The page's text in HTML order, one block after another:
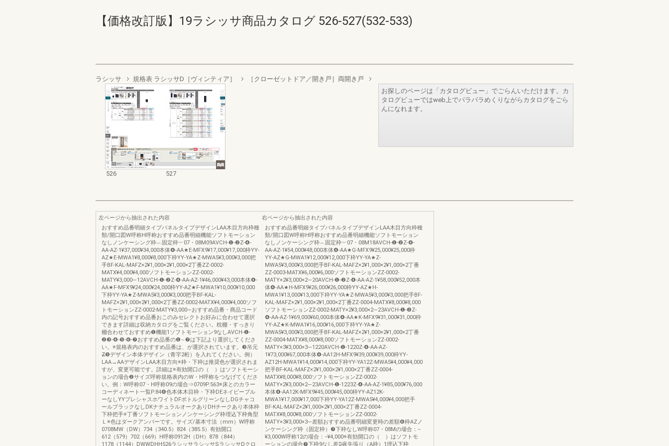
【価格改訂版】19ラシッサ商品カタログ 526-527(532-533)
ラシッサ 規格表 ラシッサD［ヴィンティア］ ［クローゼットドア／開き戸］両開き戸
526 527
お探しのページは「カタログビュー」でごらんいただけます。カ
タログビューではweb上でパラパラめくりながらカタログをごら
んになれます。
左ページから抽出された内容
おすすめ品番明細タイプパネルタイプデザインLAA木目方向枠種
類/開口図W呼称H呼称おすすめ品番明細機能ソフトモーション
なしノンケーシング枠︵固定枠︶07・08M09AVCH-❶-❷Z-❹-
AA-AZ-1¥37,000¥34,000本体❹-AA★E-MFX9¥17,000¥17,000枠YY-
AZ★E-MWA1¥8,000¥8,000下枠YY-YA★Z-MWA5¥3,000¥3,000把
手BF-KAL-MAFZ×2¥1,000×2¥1,000×2丁番ZZ-0002-
MATX¥4,000¥4,000ソフトモーションZZ-0002-
MATY¥3,000―12AVCH-❶-❷Z-❹-AA-AZ-1¥46,000¥43,000本体❹-
AA★F-MFX9¥24,000¥24,000枠YY-AZ★F-MWA1¥10,000¥10,000
下枠YY-YA★Z-MWA5¥3,000¥3,000把手BF-KAL-
MAFZ×2¥1,000×2¥1,000×2丁番ZZ-0002-MATX¥4,000¥4,000ソフ
トモーションZZ-0002-MATY¥3,000―おすすめ品番・商品コード
内の記号おすすめ品番おこのみセレクトお好みに合わせて選択
できます詳細は収納カタログをご覧ください。枕棚・すっきり
棚合わせておすすめ❶機能1ソフトモーション9なしAVCH-❶-
❷❸-❹-❺-❻-❼おすすめ品番の❶∼❼は下記より選択してくださ
い。※規格表内のおすすめ品番は、が選択されています。❸吊元
Z̶❺デザイン本体デザイン（青字2桁）を入れてください。例）
LAA→AAデザインLAA木目方向※枠・下枠は推奨色が選択されま
すが、変更可能です。詳細は※有効開口の（ ）はソフトモーシ
ョンの場合❷サイズ呼称規格表内のW・H呼称をつなげてくださ
い。例：W呼称07・H呼称09の場合⇒0709P.563※床とのカラー
コーディネート一覧P.84❹色本体木目枠・下枠DEネイビーブル
ーなしYYプレシャスホワイトDFボトルグリーンなしDGチャコ
ールブラックなしDKナチュラルオークありDHチークあり本体枠
下枠把手※丁番ソフトモーションノンケーシング枠埋込下枠角型
Ｌ※色はダークアンバーです。サイズ/基本寸法（mm）W呼称
0708MW（DW）734（340.5）824（385.5）有効開口
612（579）702（669）H呼称0912H（DH）878（844）
1178（1144）DWWDHH526ラシッサラシッサSラシッサDクロ
右ページから抽出された内容
おすすめ品番明細タイプパネルタイプデザインLAA木目方向枠種
類/開口図W呼称H呼称おすすめ品番明細機能ソフトモーション
なしノンケーシング枠︵固定枠︶07・08M18AVCH-❶-❷Z-❹-
AA-AZ-1¥54,000¥48,000本体❹-AA★G-MFX9¥25,000¥25,000枠
YY-AZ★G-MWA1¥12,000¥12,000下枠YY-YA★Z-
MWA5¥3,000¥3,000把手BF-KAL-MAFZ×2¥1,000×2¥1,000×2丁番
ZZ-0003-MATX¥6,000¥6,000ソフトモーションZZ-0002-
MATY×2¥3,000×2―20AVCH-❶-❷Z-❹-AA-AZ-1¥58,000¥52,000本
体❹-AA★H-MFX9¥26,000¥26,000枠YY-AZ★H-
MWA1¥13,000¥13,000下枠YY-YA★Z-MWA5¥3,000¥3,000把手BF-
KAL-MAFZ×2¥1,000×2¥1,000×2丁番ZZ-0004-MATX¥8,000¥8,000
ソフトモーションZZ-0002-MATY×2¥3,000×2―23AVCH-❶-❷Z-
❹-AA-AZ-1¥69,000¥60,000本体❹-AA★K-MFX9¥31,000¥31,000枠
YY-AZ★K-MWA1¥16,000¥16,000下枠YY-YA★Z-
MWA5¥3,000¥3,000把手BF-KAL-MAFZ×2¥1,000×2¥1,000×2丁番
ZZ-0004-MATX¥8,000¥8,000ソフトモーションZZ-0002-
MATY×3¥3,000×3―1220AVCH-❶-1220Z-❹-AA-AZ-
1¥73,000¥67,000本体❹-AA12H-MFX9¥39,000¥39,000枠YY-
AZ12H-MWA1¥14,000¥14,000下枠YY-YA12Z-MWA5¥4,000¥4,000
把手BF-KAL-MAFZ×2¥1,000×2¥1,000×2丁番ZZ-0004-
MATX¥8,000¥8,000ソフトモーションZZ-0002-
MATY×2¥3,000×2―23AVCH-❶-1223Z-❹-AA-AZ-1¥85,000¥76,000
本体❹-AA12K-MFX9¥45,000¥45,000枠YY-AZ12K-
MWA1¥17,000¥17,000下枠YY-YA12Z-MWA5¥4,000¥4,000把手
BF-KAL-MAFZ×2¥1,000×2¥1,000×2丁番ZZ-0004-
MATX¥8,000¥8,000ソフトモーションZZ-0002-
MATY×3¥3,000×3―差額おすすめ品番明細変更時の差額❻枠AZノ
ンケーシング枠（固定枠）❼下枠なしW呼称07・08Mの場合：−
¥3,000W呼称12の場合：−¥4,000※有効開口の（ ）はソフトモ
ーションの場合❼下枠9なし差額̶床先張り（A枠）1埋込下枠